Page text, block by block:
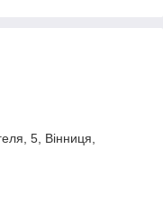
5, Вінниця,